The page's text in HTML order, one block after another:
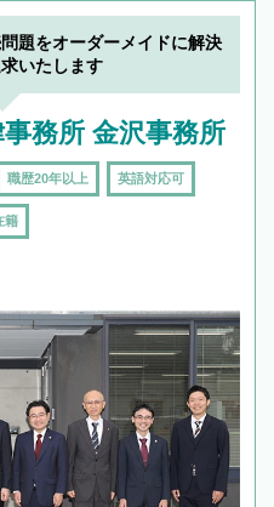
題をオーダーメイドに解決
いたします
務所 金沢事務所
職歴20年以上 英語対応可
籍